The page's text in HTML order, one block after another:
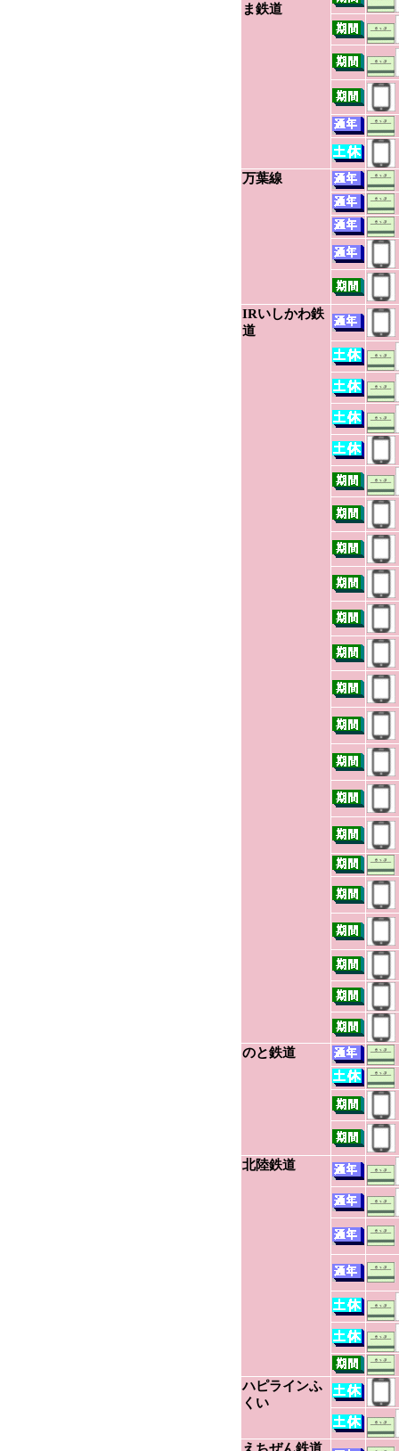
ま鉄道
万葉線
IRいしかわ鉄
道
のと鉄道
北陸鉄道
ハピラインふ
くい
えちぜん鉄道